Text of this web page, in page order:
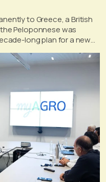
to Greece, a British
Peloponnese was
long plan for a new
Mirror